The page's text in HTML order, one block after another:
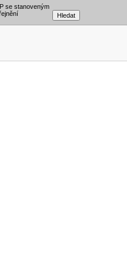
se stanoveným